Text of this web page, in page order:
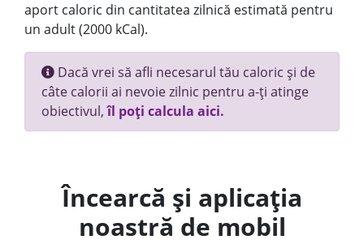
aport caloric din cantitatea zilnică estimată pentru
un adult (2000 kCal).
Dacă vrei să afli necesarul tău caloric și de
câte calorii ai nevoie zilnic pentru a-ți atinge
obiectivul,îl poți calcula aici.
Încearcă și aplicația
noastră de mobil